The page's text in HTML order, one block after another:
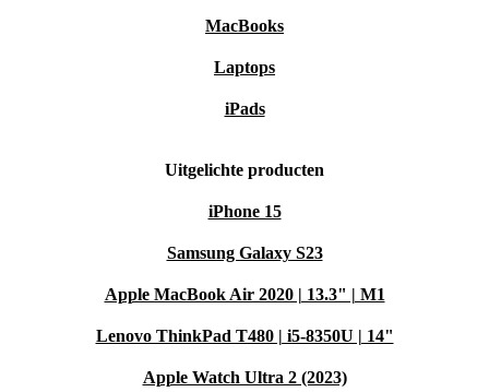
MacBooks
Laptops
iPads
Uitgelichte producten
iPhone 15
Samsung Galaxy S23
Apple MacBook Air 2020 | 13.3" | M1
Lenovo ThinkPad T480 | i5-8350U | 14"
Apple Watch Ultra 2 (2023)